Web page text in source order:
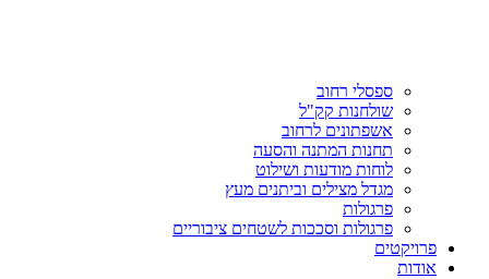
ספסלי רחוב
שולחנות קק"ל
אשפתונים לרחוב
תחנות המתנה והסעה
לוחות מודעות ושילוט
מגדל מצילים וביתנים מעץ
פרגולות
פרגולות וסככות לשטחים ציבוריים
פרויקטים
אודות